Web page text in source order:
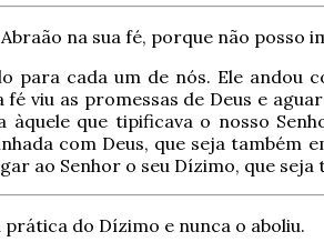
na sua fé, porque não
para cada um de nós. Ele andou
fé viu as promessas de Deus e
que tipificava o nosso
com Deus, que seja também
ao Senhor o seu Dízimo, que
prática do Dízimo e nunca o aboliu.